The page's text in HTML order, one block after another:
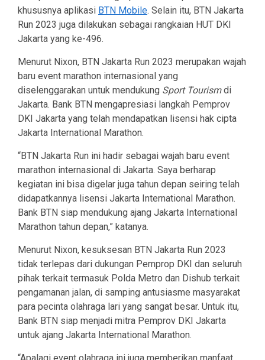
khususnya aplikasi BTN Mobile. Selain itu, BTN Jakarta
Run 2023 juga dilakukan sebagai rangkaian HUT DKI
Jakarta yang ke-496.
Menurut Nixon, BTN Jakarta Run 2023 merupakan wajah
baru event marathon internasional yang
diselenggarakan untuk mendukung Sport Tourismdi
Jakarta. Bank BTN mengapresiasi langkah Pemprov
DKI Jakarta yang telah mendapatkan lisensi hak cipta
Jakarta International Marathon.
“BTN Jakarta Run ini hadir sebagai wajah baru event
marathon internasional di Jakarta. Saya berharap
kegiatan ini bisa digelar juga tahun depan seiring telah
didapatkannya lisensi Jakarta International Marathon.
Bank BTN siap mendukung ajang Jakarta International
Marathon tahun depan,” katanya.
Menurut Nixon, kesuksesan BTN Jakarta Run 2023
tidak terlepas dari dukungan Pemprop DKI dan seluruh
pihak terkait termasuk Polda Metro dan Dishub terkait
pengamanan jalan, di samping antusiasme masyarakat
para pecinta olahraga lari yang sangat besar. Untuk itu,
Bank BTN siap menjadi mitra Pemprov DKI Jakarta
untuk ajang Jakarta International Marathon.